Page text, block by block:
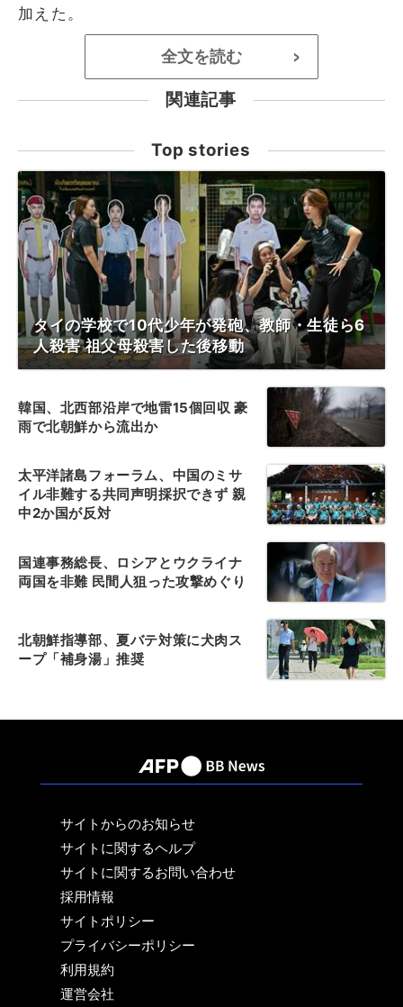
加えた。
全文を読む >
関連記事
Top stories
タイの学校で10代少年が発砲、教師・生徒ら6
人殺害 祖父母殺害した後移動
韓国、北西部沿岸で地雷15個回収 豪
雨で北朝鮮から流出か
太平洋諸島フォーラム、中国のミサ
イル非難する共同声明採択できず 親
中2か国が反対
国連事務総長、ロシアとウクライナ
両国を非難 民間人狙った攻撃めぐり
北朝鮮指導部、夏バテ対策に犬肉ス
ープ「補身湯」推奨
サイトからのお知らせ
サイトに関するヘルプ
サイトに関するお問い合わせ
採用情報
サイトポリシー
プライバシーポリシー
利用規約
運営会社